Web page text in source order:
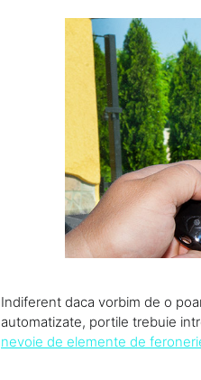
Indiferent daca vorbim de o
automatizate, portile trebuie
nevoie de elemente de